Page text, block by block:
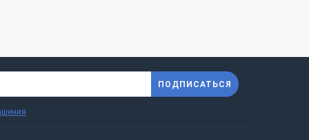
ПОДПИСАТЬСЯ